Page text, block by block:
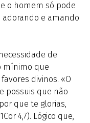
o homem só pode
e amando
de
mínimo que
divinos. «O
possuis que não
que te glorias,
4,7). Lógico que,